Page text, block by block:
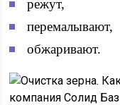
режут,
перемалывают,
обжаривают.